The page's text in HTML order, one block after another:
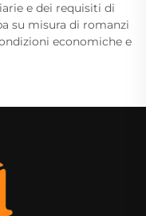
e dei requisiti di
su misura di romanzi
economiche e